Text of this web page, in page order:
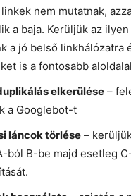
nem mutatnak,
a baja. Kerüljük az
a jó belső linkhálózatra
is a fontosabb
elkerülése –
a Googlebot-t
láncok törlése –
ból B-be majd esetleg